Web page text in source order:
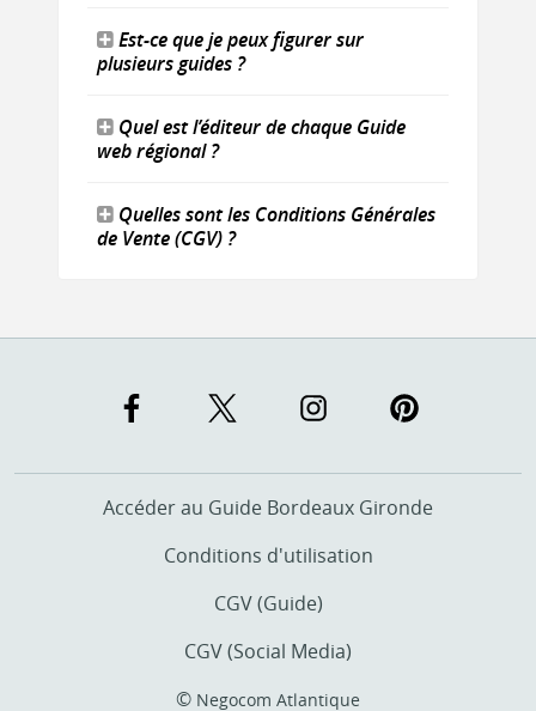
Est-ce que je peux figurer sur
plusieurs guides ?
Quel est l’éditeur de chaque Guide
web régional ?
Quelles sont les Conditions Générales
de Vente (CGV) ?
Accéder au Guide Bordeaux Gironde
Conditions d'utilisation
CGV (Guide)
CGV (Social Media)
© Negocom Atlantique